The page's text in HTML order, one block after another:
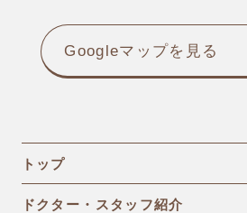
Googleマップを見る
トップ
ドクター・スタッフ紹介